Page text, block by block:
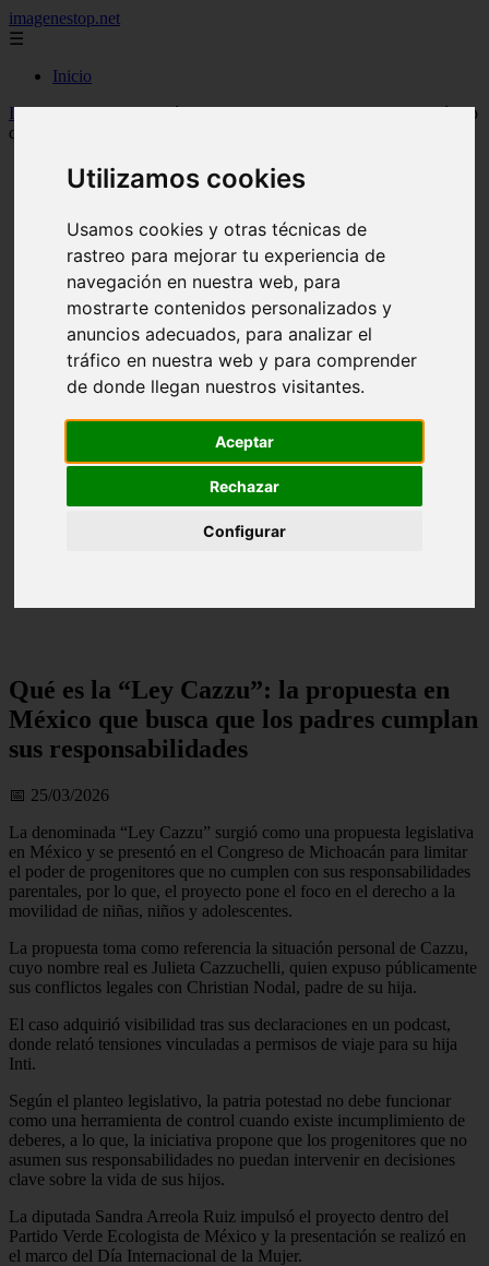
Utilizamos cookies
Usamos cookies y otras técnicas de
rastreo para mejorar tu experiencia de
navegación en nuestra web, para
mostrarte contenidos personalizados y
anuncios adecuados, para analizar el
tráfico en nuestra web y para comprender
de donde llegan nuestros visitantes.
Aceptar
Rechazar
Configurar
imagenestop.net
☰
Inicio
Inicio > mujeralfa >Qué es la “Ley Cazzu”: la propuesta en México
que busca que los padres cumplan sus responsabilidades
Qué es la “Ley Cazzu”: la propuesta en
México que busca que los padres cumplan
sus responsabilidades
📅 25/03/2026
La denominada “Ley Cazzu” surgió como una propuesta legislativa
en México y se presentó en el Congreso de Michoacán para limitar
el poder de progenitores que no cumplen con sus responsabilidades
parentales, por lo que, el proyecto pone el foco en el derecho a la
movilidad de niñas, niños y adolescentes.
La propuesta toma como referencia la situación personal de Cazzu,
cuyo nombre real es Julieta Cazzuchelli, quien expuso públicamente
sus conflictos legales con Christian Nodal, padre de su hija.
El caso adquirió visibilidad tras sus declaraciones en un podcast,
donde relató tensiones vinculadas a permisos de viaje para su hija
Inti.
Según el planteo legislativo, la patria potestad no debe funcionar
como una herramienta de control cuando existe incumplimiento de
deberes, a lo que, la iniciativa propone que los progenitores que no
asumen sus responsabilidades no puedan intervenir en decisiones
clave sobre la vida de sus hijos.
La diputada Sandra Arreola Ruiz impulsó el proyecto dentro del
Partido Verde Ecologista de México y la presentación se realizó en
el marco del Día Internacional de la Mujer.